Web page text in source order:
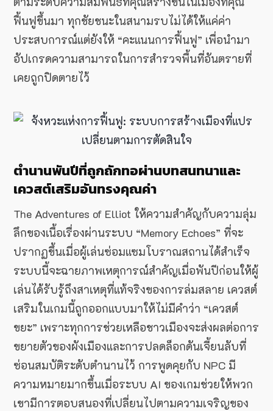
ฟื้นฟูขึ้นมา ทุกชัยชนะในสนามรบไม่ได้ให้แค่ค่า
ประสบการณ์แต่ยังให้ “คะแนนการฟื้นฟู” เพื่อนำมา
อัปเกรดความสามารถในการสำรวจพื้นที่อันตรายที่
เคยถูกปิดตายไว้
ตำนานพันปีที่ถูกถักทอผ่านบทสนทนาและ
เควสต์เสริมอันทรงคุณค่า
The Adventures of Elliot ให้ความสำคัญกับความลุ่ม
ลึกของเนื้อเรื่องผ่านระบบ “Memory Echoes” ที่จะ
ปรากฏขึ้นเมื่อผู้เล่นซ่อมแซมโบราณสถานได้สำเร็จ
ระบบนี้จะฉายภาพเหตุการณ์สำคัญเมื่อพันปีก่อนให้ผู้
เล่นได้รับรู้ถึงสาเหตุที่แท้จริงของการล่มสลาย เควสต์
เสริมในเกมนี้ถูกออกแบบมาให้ไม่มีคำว่า “เควสต์
ขยะ” เพราะทุกการช่วยเหลือชาวเมืองจะส่งผลต่อการ
ขยายตัวของผังเมืองและการปลดล็อกดันเจี้ยนลับที่
ซ่อนสมบัติระดับตำนานไว้ การพูดคุยกับ NPC มี
ความหมายมากขึ้นเมื่อระบบ AI ของเกมช่วยให้พวก
เขามีการตอบสนองที่เปลี่ยนไปตามความเจริญของ